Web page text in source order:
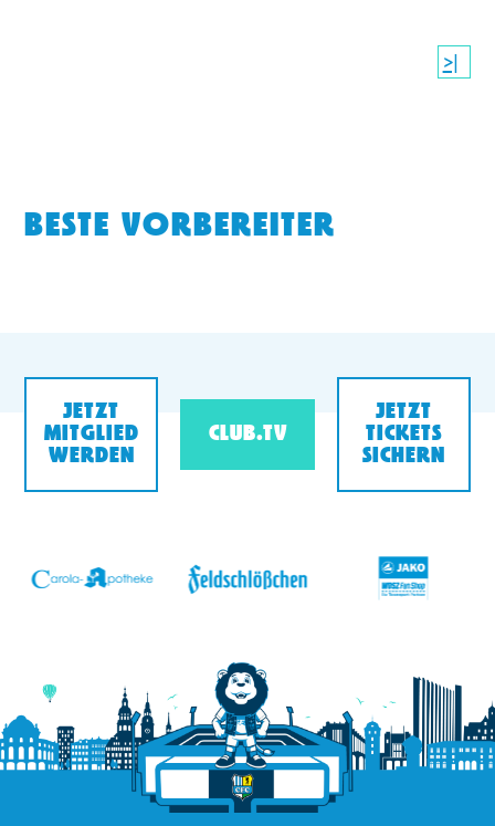
>|
BESTE VORBEREITER
JETZT
MITGLIED
WERDEN
CLUB.TV
JETZT
TICKETS
SICHERN